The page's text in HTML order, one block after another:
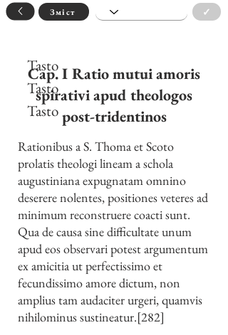
Зміст ✓
Cap. I Ratio mutui amoris
spirativi apud theologos
post-tridentinos
Rationibus a S. Thoma et Scoto
prolatis theologi lineam a schola
augustiniana expugnatam omnino
deserere nolentes, positiones veteres ad
minimum reconstruere coacti sunt.
Qua de causa sine difficultate unum
apud eos observari potest argumentum
ex amicitia ut perfectissimo et
fecundissimo amore dictum, non
amplius tam audaciter urgeri, quamvis
nihilominus sustineatur.[282]
Tasto
Tasto
Tasto